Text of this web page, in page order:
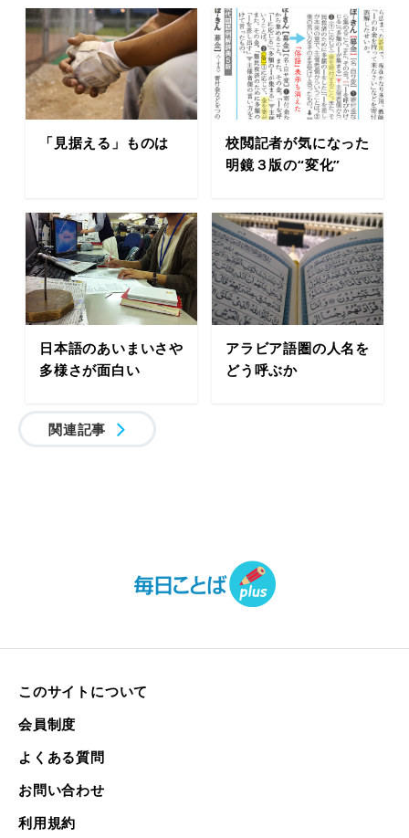
「見据える」ものは
校閲記者が気になった
明鏡３版の“変化”
日本語のあいまいさや
多様さが面白い
アラビア語圏の人名を
どう呼ぶか
関連記事
このサイトについて
会員制度
よくある質問
お問い合わせ
利用規約